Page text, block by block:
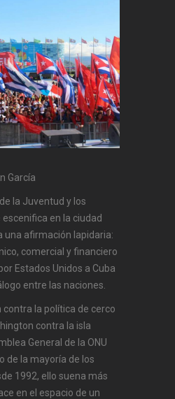
García
la Juventud y los
en la ciudad
una afirmación lapidaria:
comercial y financiero
Estados Unidos a Cuba
entre las naciones.
la política de cerco
contra la isla
General de la ONU
de la mayoría de los
1992, ello suena más
en el espacio de un